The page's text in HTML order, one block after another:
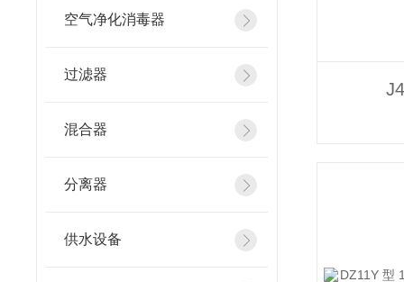
空气净化消毒器
过滤器
混合器
分离器
供水设备